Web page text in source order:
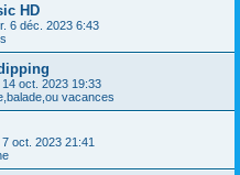
HD
6 déc. 2023 6:43
oct. 2023 19:33
vacances
oct. 2023 21:41